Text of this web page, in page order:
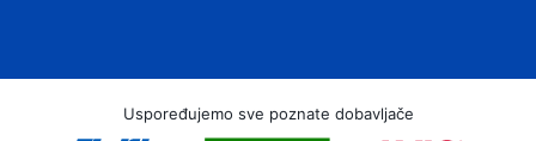
Uspoređujemo sve poznate dobavljače